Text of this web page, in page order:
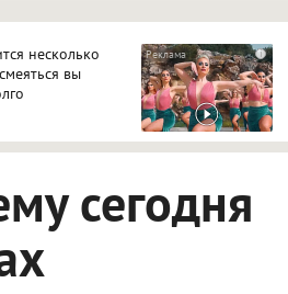
несколько
вы
i
сегодня